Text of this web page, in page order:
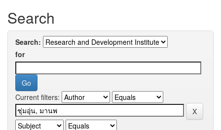
Search
Search:
for
Current filters: